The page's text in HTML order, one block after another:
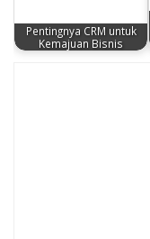
Pentingnya CRM untuk
Kemajuan Bisnis